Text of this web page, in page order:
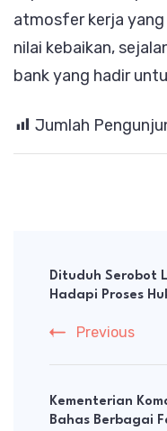
atmosfer kerja
nilai kebaikan,
bank yang hadir
Jumlah
Navigation
Dituduh Serobot
Hadapi Proses
Previous
Kementerian
Bahas Berbagai